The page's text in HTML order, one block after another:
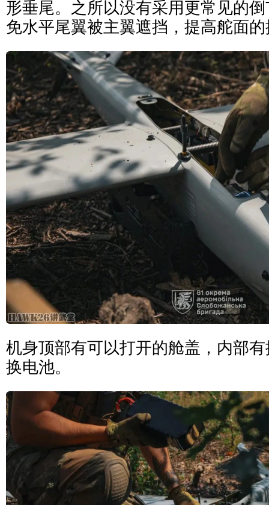
形垂尾。之所以没有采用更常见的
免水平尾翼被主翼遮挡，提高舵面
机身顶部有可以打开的舱盖，内部
换电池。